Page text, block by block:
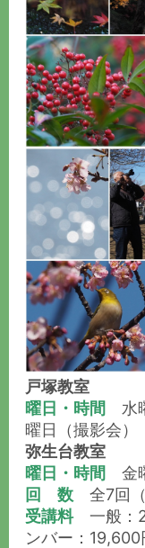
戸塚教室
曜日・時間 水
曜日（撮影会
弥生台教室
曜日・時間 金
回 数 全7回（
受講料一般：
ンバー：